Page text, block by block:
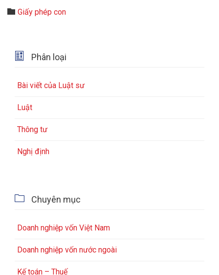
 Category
Giấy phép con
 Phân loại
Bài viết của Luật sư
Luật
Thông tư
Nghị định
 Chuyên mục
Doanh nghiệp vốn Việt Nam
Doanh nghiệp vốn nước ngoài
Kế toán – Thuế